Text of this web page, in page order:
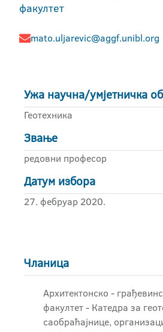
факултет
mato.uljarevic@aggf.unibl.org
Ужа научна/умјетничка
Геотехника
Звање
редовни професор
Датум избора
27. фебруар 2020.
Чланица
Архитектонско -
факултет - Катедра за
саобраћајнице,